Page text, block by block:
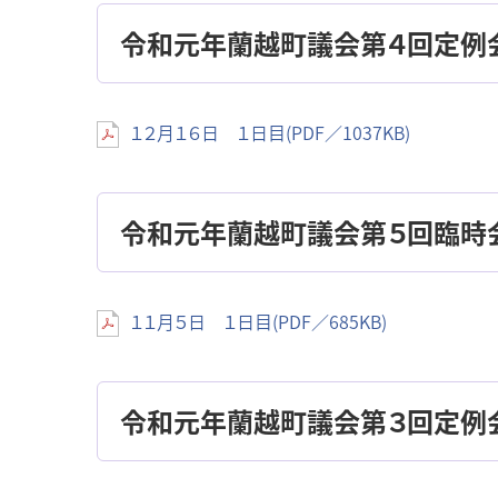
令和元年蘭越町議会第４回定例
１２月１６日 １日目(PDF／1037KB)
令和元年蘭越町議会第５回臨時
１１月５日 １日目(PDF／685KB)
令和元年蘭越町議会第３回定例